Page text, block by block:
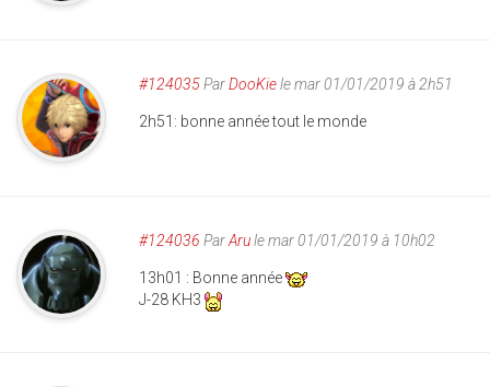
#124035ParDooKiele mar 01/01/2019 à 2h51
2h51: bonne année tout le monde
#124036 ParArule mar 01/01/2019 à 10h02
13h01 : Bonne année
J-28 KH3